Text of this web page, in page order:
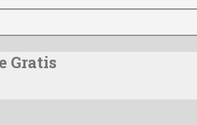
Gratis